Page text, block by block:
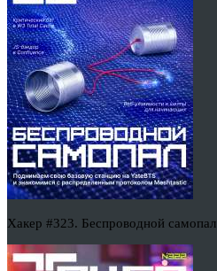
Хакер #323. Беспроводной самопал